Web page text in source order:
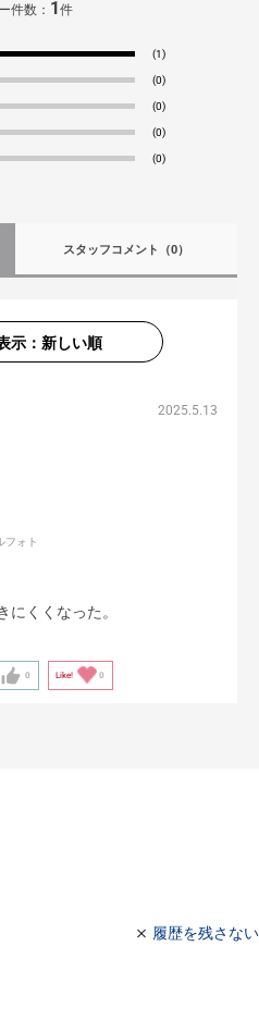
件数： 1 件
(1)
(0)
(0)
(0)
(0)
スタッフコメント （0）
示：新しい順
2025.5.13
フォト
にくくなった。
0 Like! 0
履歴を残さない